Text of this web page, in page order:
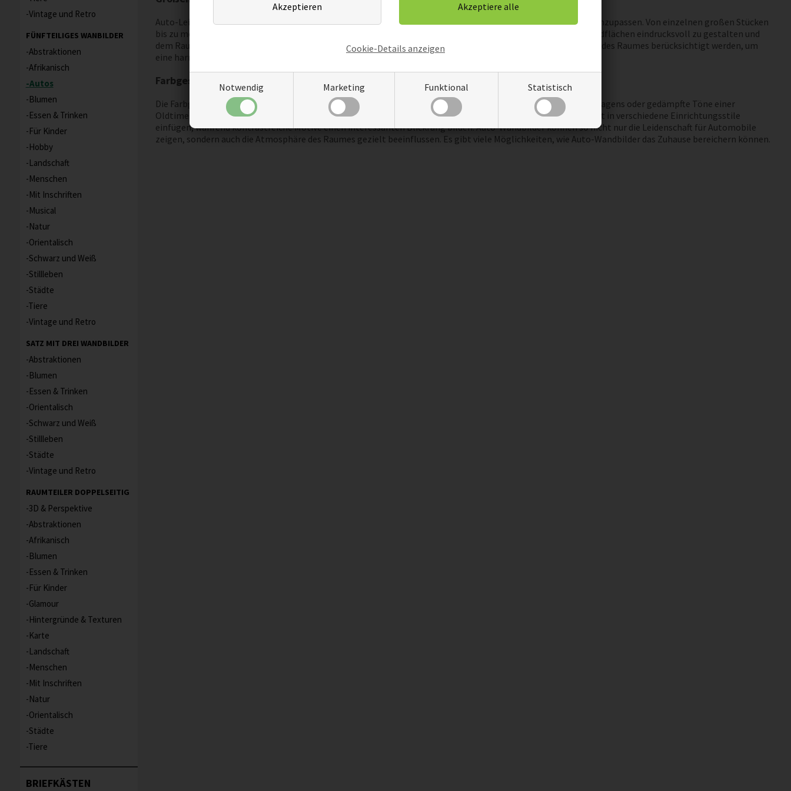
Notwendig Marketing Funktional Statistisch
Cookie-Details anzeigen
Vintage und Retro
FÜNFTEILIGES WANBILDER
Abstraktionen
Afrikanisch
Autos
Blumen
Essen & Trinken
Für Kinder
Hobby
Landschaft
Menschen
Mit Inschriften
Musical
Natur
Orientalisch
Schwarz und Weiß
Stillleben
Städte
Tiere
Vintage und Retro
SATZ MIT DREI WANDBILDER
Abstraktionen
Blumen
Essen & Trinken
Orientalisch
Schwarz und Weiß
Stillleben
Städte
Vintage und Retro
RAUMTEILER DOPPELSEITIG
3D & Perspektive
Abstraktionen
Afrikanisch
Blumen
Essen & Trinken
Für Kinder
Glamour
Hintergründe & Texturen
Karte
Landschaft
Menschen
Mit Inschriften
Natur
Orientalisch
Städte
Tiere
BRIEFKÄSTEN
Auto-Leinwandbilder gibt es in verschiedenen Größen und Formaten, um sich gut an die Raumgegebenheiten anzupassen. Von einzelnen großen Stücken
bis zu mehrteiligen Sets stehen viele Optionen zur Verfügung. Mehrteilige Bilder ermöglichen es, größere Wandflächen eindrucksvoll zu gestalten und
dem Raum Tiefe zu verleihen. Bei der Auswahl der Größe sollten die Proportionen der Wand und die Möblierung des Raumes berücksichtigt werden, um
eine harmonische Gesamtwirkung zu erzielen.
Farbgestaltung und Raumharmonie
Die Farbgestaltung von Auto-Wandbildern kann zur Raumharmonie beitragen. Ob lebhafte Farben eines Rennwagens oder gedämpfte Töne einer
Oldtimer-Szene – die Auswahl sollte zum bestehenden Interieur passen. Neutrale Hintergründe können sich gut in verschiedene Einrichtungsstile
einfügen, während kontrastreiche Motive einen interessanten Blickfang bilden. Auto-Wandbilder können so nicht nur die Leidenschaft für Automobile
zeigen, sondern auch die Atmosphäre des Raumes gezielt beeinflussen. Es gibt viele Möglichkeiten, wie Auto-Wandbilder das Zuhause bereichern können.